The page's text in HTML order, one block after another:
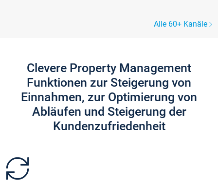
Alle 60+ Kanäle
Clevere Property Management
Funktionen zur Steigerung von
Einnahmen, zur Optimierung von
Abläufen und Steigerung der
Kundenzufriedenheit